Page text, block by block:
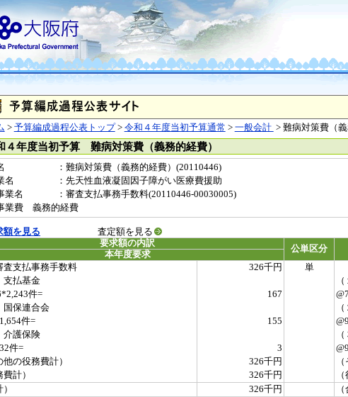
> 予算編成過程公表トップ> 令和４年度当初予算通常 > 一般会計 > 難病対策費（義
４年度当初予算 難病対策費（義務的経費）
：難病対策費（義務的経費）(20110446)
名
：先天性血液凝固因子障がい医療費援助
業名
：審査支払事務手数料(20110446-00030005)
業費 義務的経費
額を見る 査定額を見る
要求額の内訳
公単区分
本年度要求
支払事務手数料
326千円 単
支払基金
件=
167
国保連合会
件=
155
介護保険
件=
3
他の役務費計）
326千円
費計）
326千円
326千円